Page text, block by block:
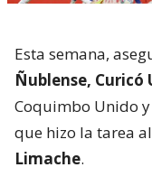
Esta semana,
Ñublense, Curicó
Coquimbo Unido y
que hizo la tarea
Limache.